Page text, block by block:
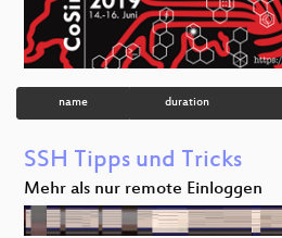
name duration
SSH Tipps und Tricks
Mehr als nur remote Einloggen